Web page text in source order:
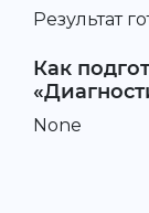
Результат
Как
None